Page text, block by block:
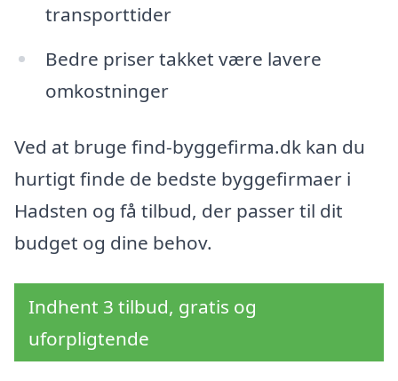
transporttider
Bedre priser takket være lavere
omkostninger
Ved at bruge find-byggefirma.dk kan du
hurtigt finde de bedste byggefirmaer i
Hadsten og få tilbud, der passer til dit
budget og dine behov.
Indhent 3 tilbud, gratis og
uforpligtende